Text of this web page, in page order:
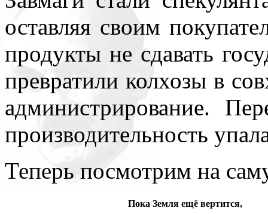
оставляя своим
продукты не сдавать
превратили колхозы в
администрирование.
производительность
Теперь посмотрим на
Пока Земля ещё вертится,